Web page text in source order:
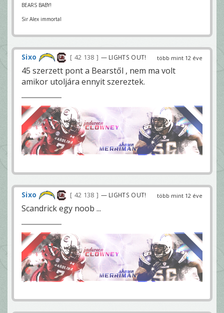
BEARS BABY!
Sir Alex immortal
több mint 12 éve
Sixo 42 138 — LIGHTS OUT!
45 szerzett pont a Bearstől , nem ma volt
amikor utoljára ennyit szereztek.
több mint 12 éve
Sixo 42 138 — LIGHTS OUT!
Scandrick egy noob ...